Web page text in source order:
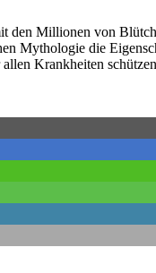
den Millionen von
Mythologie die
Krankheiten